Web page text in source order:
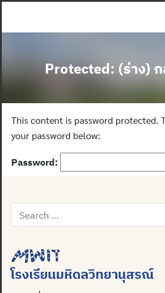
Protected: (ร่าง)
This content is password protected.
your password below:
Password:
Search
for:
โรงเรียนมหิดลวิทยานุสรณ์